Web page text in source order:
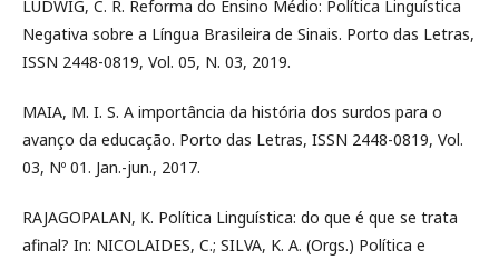
LUDWIG, C. R. Reforma do Ensino Médio: Política Linguística
Negativa sobre a Língua Brasileira de Sinais. Porto das Letras,
ISSN 2448-0819, Vol. 05, N. 03, 2019.
MAIA, M. I. S. A importância da história dos surdos para o
avanço da educação. Porto das Letras, ISSN 2448-0819, Vol.
03, Nº 01. Jan.-jun., 2017.
RAJAGOPALAN, K. Política Linguística: do que é que se trata
afinal? In: NICOLAIDES, C.; SILVA, K. A. (Orgs.) Política e